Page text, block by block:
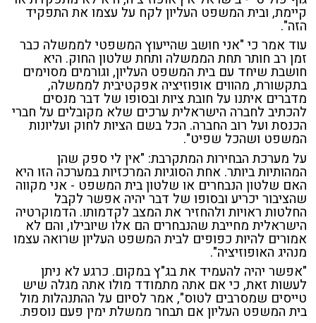
קיימת, ובית המשפט העליון לקח על עצמו את התפקיד
הזה".
עוד אמר כי "אני חושב שהייעוץ המשפטי לממשלה כבר
זמן רב חותר תחת הממשלה ותחת שלטון החוק. היא
חושבת שיחד עם בית המשפט העליון, וגורמים מסוימים
בתקשורת, מהווים אופוזיציה אפקטיבית לממשלה,
מדברים איתנו על חובת ציות ובסופו של דבר מנסים
להכתיב לחברה הישראלית ערכים שלא מקובלים על חברי
הכנסת ועל רוב החברה. הכל בשם הציות לחוק ועליונות
המשפט ושהכל שפיט".
על מערכת הבחירות המתקרבת: "אין לי ספק שהן
המהותיות ביותר. אחת הסוגיות המרכזיות במערכה הזו היא
האם שלטון הנבחרים או שלטון בית המשפט - אני מקווה
שהציבור יכריע ובסופו של דבר יהיה אפשר לקבל
החלטות ראויות ולהחזיר את המצב לקדמותו. הדמוקרטיה
הישראלית מחייבת שהנבחרים הם אלו שיובילו, והם לא
אמורים להיות כפופים לבית המשפט העליון שרואה עצמו
מנהיג האופוזיציה".
"אפשר יהיה להעמיד את בג"ץ במקום. כרגע לא ניתן
לעשות זאת, כי אם אתה מתמודד מולו אתה מגלה שיש
טייסים שמסרבים לטוס", אמר לסיום על ההתנהלות מול
בית המשפט העליון אם תבחר ממשלת ימין פעם נוספת.